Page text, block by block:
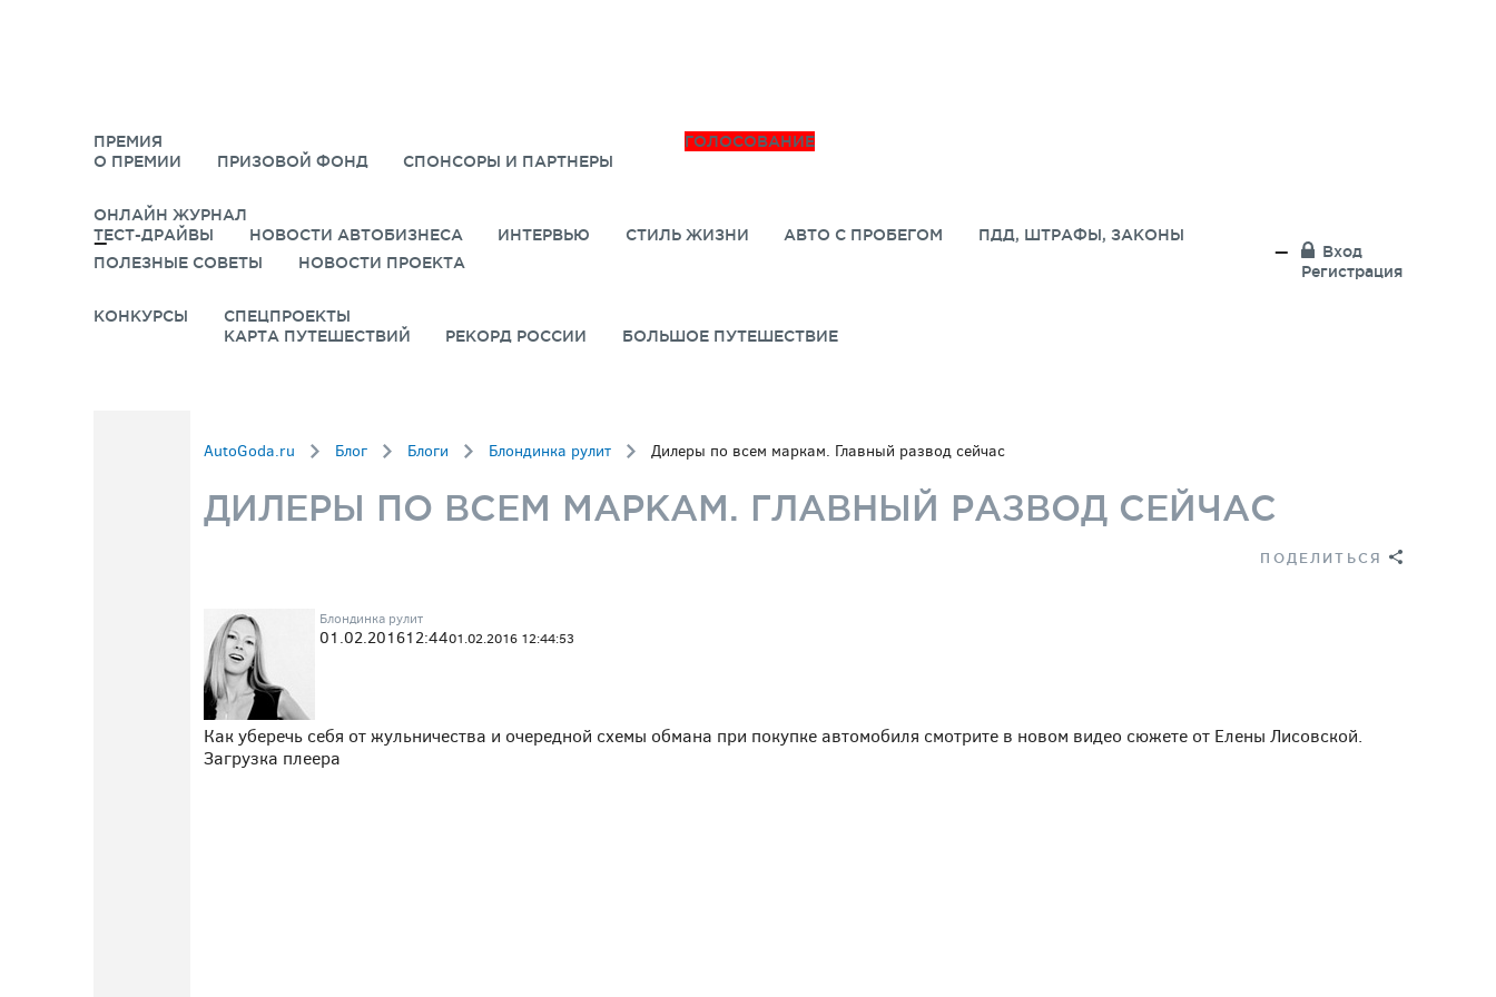
ПРЕМИЯ
О ПРЕМИИ
ПРИЗОВОЙ ФОНД СПОНСОРЫ И ПАРТНЕРЫ
ГОЛОСОВАНИЕ
ОНЛАЙН ЖУРНАЛ
ТЕСТ-ДРАЙВЫ
НОВОСТИ АВТОБИЗНЕСА ИНТЕРВЬЮ СТИЛЬ ЖИЗНИ АВТО С ПРОБЕГОМ
ПДД, ШТРАФЫ, ЗАКОНЫ
ПОЛЕЗНЫЕ СОВЕТЫ
НОВОСТИ ПРОЕКТА
КОНКУРСЫ
СПЕЦПРОЕКТЫ
КАРТА ПУТЕШЕСТВИЙ
РЕКОРД РОССИИ БОЛЬШОЕ ПУТЕШЕСТВИЕ
Вход
Регистрация
AutoGoda.ru Блог Блоги Блондинка рулит Дилеры по всем маркам. Главный развод сейчас
ДИЛЕРЫ ПО ВСЕМ МАРКАМ. ГЛАВНЫЙ РАЗВОД СЕЙЧАС
ПОДЕЛИТЬСЯ
Блондинка рулит
01.02.201612:4401.02.2016 12:44:53
Как уберечь себя от жульничества и очередной схемы обмана при покупке автомобиля смотрите в новом видео сюжете от Елены Лисовской.
Загрузка плеера